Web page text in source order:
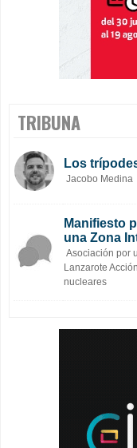
TRIBUNA
Los
Jacobo Medina
Manifiesto
una Zona
Asociación por
Lanzarote
nucleares